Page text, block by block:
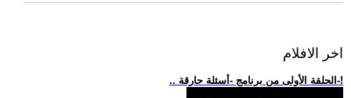
اخر الافلام
.. الحلقة الأولى من برنامج -أسئلة حارقة-!